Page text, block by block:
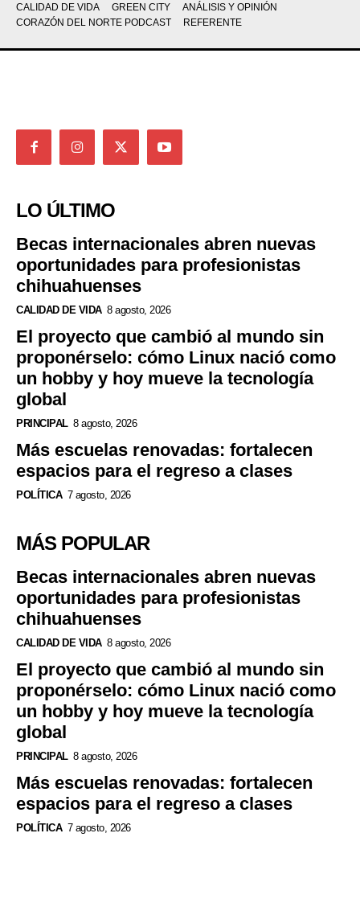
CALIDAD DE VIDA
GREEN CITY
ANÁLISIS Y OPINIÓN
CORAZÓN DEL NORTE PODCAST
REFERENTE
LO ÚLTIMO
Becas internacionales abren nuevas
oportunidades para profesionistas
chihuahuenses
CALIDAD DE VIDA 8 agosto, 2026
El proyecto que cambió al mundo sin
proponérselo: cómo Linux nació como
un hobby y hoy mueve la tecnología
global
PRINCIPAL 8 agosto, 2026
Más escuelas renovadas: fortalecen
espacios para el regreso a clases
POLÍTICA 7 agosto, 2026
MÁS POPULAR
Becas internacionales abren nuevas
oportunidades para profesionistas
chihuahuenses
CALIDAD DE VIDA 8 agosto, 2026
El proyecto que cambió al mundo sin
proponérselo: cómo Linux nació como
un hobby y hoy mueve la tecnología
global
PRINCIPAL 8 agosto, 2026
Más escuelas renovadas: fortalecen
espacios para el regreso a clases
POLÍTICA 7 agosto, 2026